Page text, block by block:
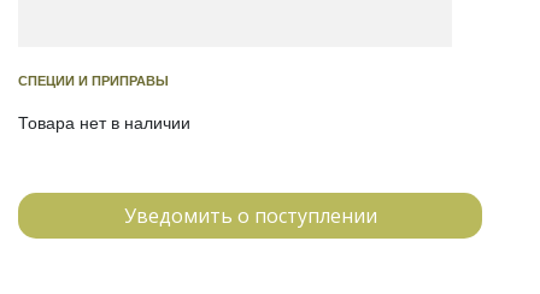
СПЕЦИИ И ПРИПРАВЫ
Товара нет в наличии
Уведомить о поступлении